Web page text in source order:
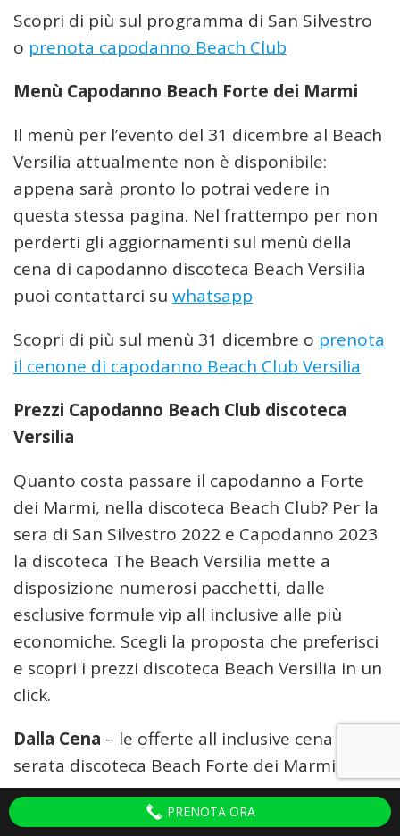
Scopri di più sul programma di San Silvestro
o prenota capodanno Beach Club
Menù Capodanno Beach Forte dei Marmi
Il menù per l’evento del 31 dicembre al Beach
Versilia attualmente non è disponibile:
appena sarà pronto lo potrai vedere in
questa stessa pagina. Nel frattempo per non
perderti gli aggiornamenti sul menù della
cena di capodanno discoteca Beach Versilia
puoi contattarci su whatsapp
Scopri di più sul menù 31 dicembre o prenota
il cenone di capodanno Beach Club Versilia
Prezzi Capodanno Beach Club discoteca
Versilia
Quanto costa passare il capodanno a Forte
dei Marmi, nella discoteca Beach Club? Per la
sera di San Silvestro 2022 e Capodanno 2023
la discoteca The Beach Versilia mette a
disposizione numerosi pacchetti, dalle
esclusive formule vip all inclusive alle più
economiche. Scegli la proposta che preferisci
e scopri i prezzi discoteca Beach Versilia in un
click.
Dalla Cena – le offerte all inclusive cena +
serata discoteca Beach Forte dei Marmi
Cenone di San Silvestroincluso vino
PRENOTA ORA